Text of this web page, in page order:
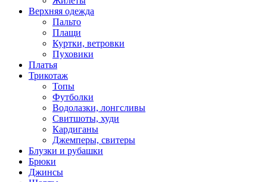
Верхняя одежда
Пальто
Плащи
Куртки, ветровки
Пуховики
Платья
Трикотаж
Топы
Футболки
Водолазки, лонгсливы
Свитшоты, худи
Кардиганы
Джемперы, свитеры
Блузки и рубашки
Брюки
Джинсы